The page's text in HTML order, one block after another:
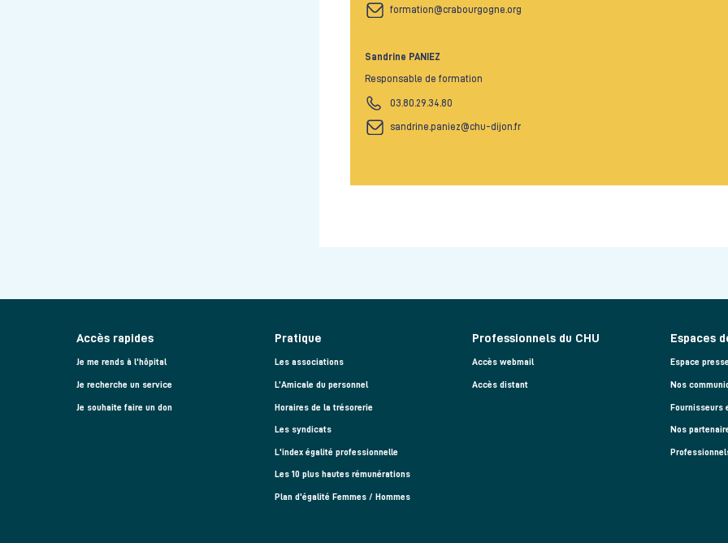
formation@crabourgogne.org
Sandrine PANIEZ
Responsable de formation
03.80.29.34.80
sandrine.paniez@chu-dijon.fr
Accès rapides
Je me rends à l'hôpital
Je recherche un service
Je souhaite faire un don
Pratique
Les associations
L’Amicale du personnel
Horaires de la trésorerie
Les syndicats
L'index égalité professionnelle
Les 10 plus hautes rémunérations
Plan d'égalité Femmes / Hommes
Professionnels du CHU
Accès webmail
Accès distant
Espaces
Espace
Nos
Fournisseurs
Nos